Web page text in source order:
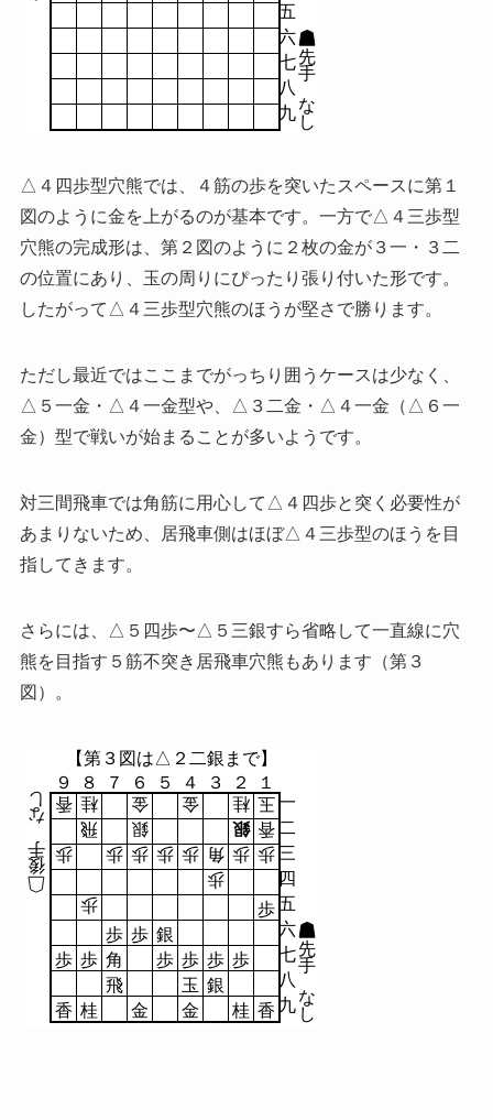
五
六
七
八
九 し
な
手
先
△４四歩型穴熊では、４筋の歩を突いたスペースに第１
図のように金を上がるのが基本です。一方で△４三歩型
穴熊の完成形は、第２図のように２枚の金が３一・３二
の位置にあり、玉の周りにぴったり張り付いた形です。
したがって△４三歩型穴熊のほうが堅さで勝ります。
ただし最近ではここまでがっちり囲うケースは少なく、
△５一金・△４一金型や、△３二金・△４一金（△６一
金）型で戦いが始まることが多いようです。
対三間飛車では角筋に用心して△４四歩と突く必要性が
あまりないため、居飛車側はほぼ△４三歩型のほうを目
指してきます。
さらには、△５四歩〜△５三銀すら省略して一直線に穴
熊を目指す５筋不突き居飛車穴熊もあります（第３
図）。
【第３図は△２二銀まで】
９
一
８
二
７
三
６
四
５
五
４
六
３
七
２
八
１
九
香 桂 金 金 桂 玉
飛
銀 銀 香
歩
歩 歩 歩 歩 角 歩 歩
歩
歩
歩
歩 歩 銀
歩 歩 角 歩 歩 歩 歩
飛
玉 銀
香 桂 金 金 桂 香 し
な
手
先
し
な
手
後